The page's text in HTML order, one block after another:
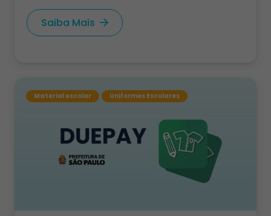
Saiba Mais
Material escolar Uniformes Escolares